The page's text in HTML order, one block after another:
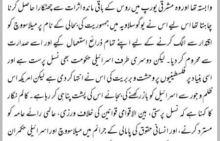
وابستہ تھا اور وہ مشرقی یورپ میں روس کے باقی ماندہ اثرات سے چھٹکارا حاصل کرنا
چاہتا تھا اس لیے اس نے یوگوسلاویہ میں جمہوریت کی بحالی کے نام پر میلاسووچ کو
اقتدار سے الگ کرنے کے لیے اپنے تمام ذرائع استعمال کیے اور اسے صدارت
سے محروم کر دیا۔ لیکن دوسری طرف اسرائیلی حکومت بھی نسل پرست ہے اور
اسی بنیاد پر فلسطینیوں پر وحشت و بربریت کی اس نے انتہا کر دی ہے لیکن امریکہ اس
ظلم و جور سے اسرائیل کو باز رکھنے کی بجائے اس کی پشت پناہی کر رہا ہے۔ کالم نگار
کا کہنا ہے کہ نسل پرستی، بین الاقوامی قوانین کی خلاف ورزی، عالمی رائے عامہ کو
مسترد کرنے، اور انسانی حقوق کی پامالی کے جرائم میں میلاسووچ اور اسرائیلی حکمران